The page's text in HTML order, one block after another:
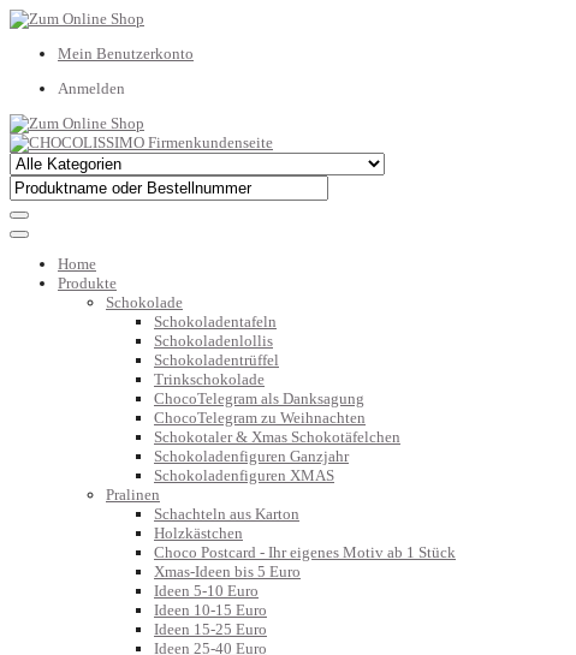
Mein Benutzerkonto
Anmelden
Home
Produkte
Schokolade
Schokoladentafeln
Schokoladenlollis
Schokoladentrüffel
Trinkschokolade
ChocoTelegram als Danksagung
ChocoTelegram zu Weihnachten
Schokotaler & Xmas Schokotäfelchen
Schokoladenfiguren Ganzjahr
Schokoladenfiguren XMAS
Pralinen
Schachteln aus Karton
Holzkästchen
Choco Postcard - Ihr eigenes Motiv ab 1 Stück
Xmas-Ideen bis 5 Euro
Ideen 5-10 Euro
Ideen 10-15 Euro
Ideen 15-25 Euro
Ideen 25-40 Euro